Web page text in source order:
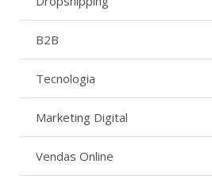
B2B
Tecnologia
Marketing Digital
Vendas Online